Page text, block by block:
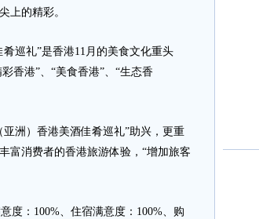
上的精彩。
巡礼”是香港11月的美食文化重头
香港”、“美食香港”、“生态香
洲）香港美酒佳肴巡礼”助兴，更重
富消费者的香港旅游体验，“增加旅客
：100%、住宿满意度：100%、购